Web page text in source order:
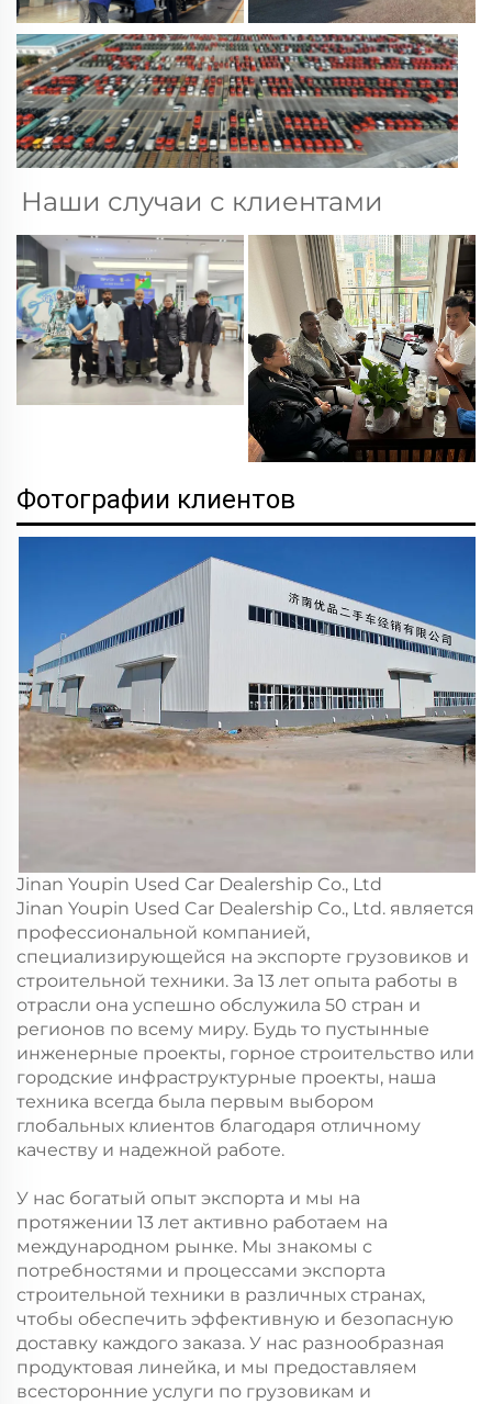
Наши случаи с клиентами
Фотографии клиентов
Jinan Youpin Used Car Dealership Co., Ltd
Jinan Youpin Used Car Dealership Co., Ltd. является
профессиональной компанией,
специализирующейся на экспорте грузовиков и
строительной техники. За 13 лет опыта работы в
отрасли она успешно обслужила 50 стран и
регионов по всему миру. Будь то пустынные
инженерные проекты, горное строительство или
городские инфраструктурные проекты, наша
техника всегда была первым выбором
глобальных клиентов благодаря отличному
качеству и надежной работе.
У нас богатый опыт экспорта и мы на
протяжении 13 лет активно работаем на
международном рынке. Мы знакомы с
потребностями и процессами экспорта
строительной техники в различных странах,
чтобы обеспечить эффективную и безопасную
доставку каждого заказа. У нас разнообразная
продуктовая линейка, и мы предоставляем
всесторонние услуги по грузовикам и